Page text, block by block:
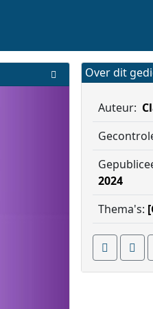
Over dit
Auteur:
2024
Thema's: